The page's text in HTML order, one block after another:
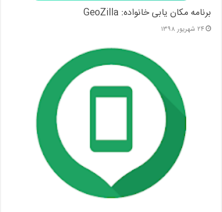
برنامه مکان یابی خانواده: GeoZilla
۲۴ شهریور ۱۳۹۸